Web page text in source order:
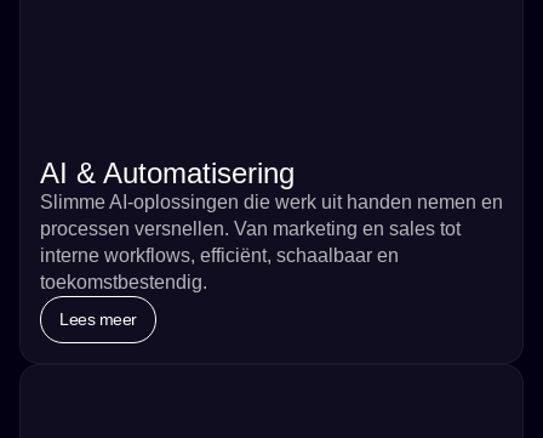
AI & Automatisering
Slimme AI-oplossingen die werk uit handen nemen en
processen versnellen. Van marketing en sales tot
interne workflows, efficiënt, schaalbaar en
toekomstbestendig.
Lees meer